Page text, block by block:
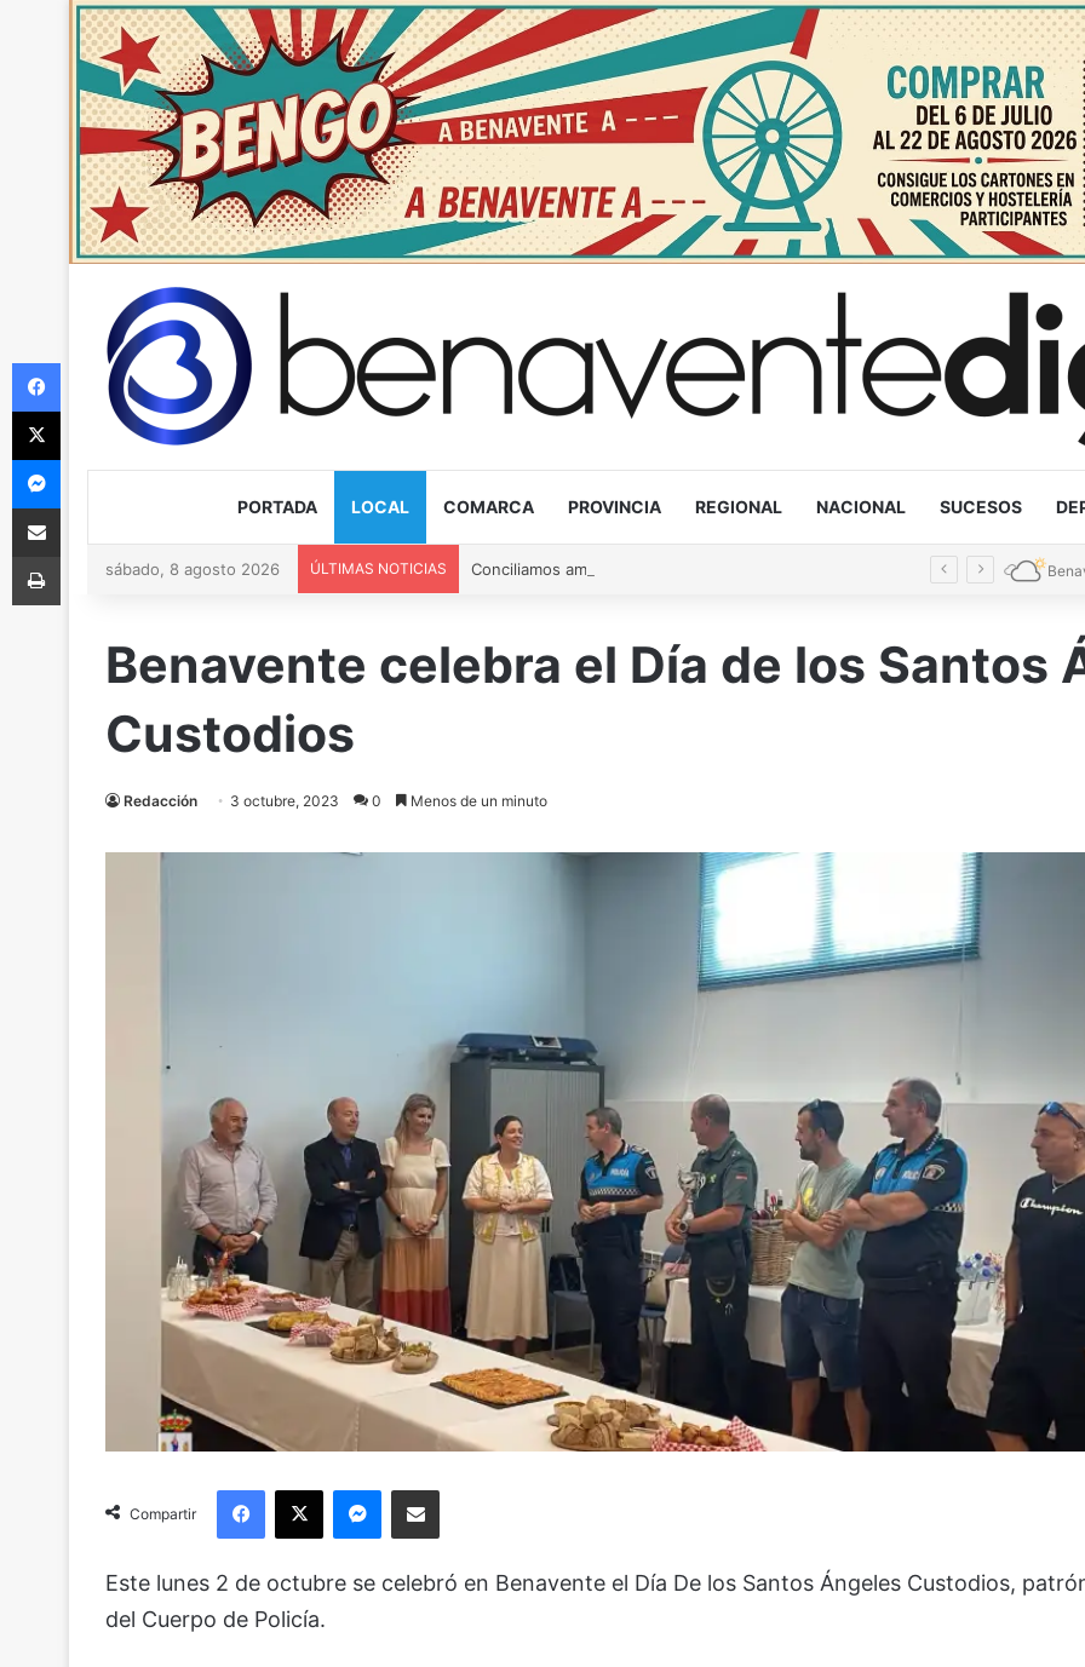
PORTADA LOCAL COMARCA PROVINCIA REGIONAL NACIONAL SUCESOS
sábado, 8 agosto 2026 ÚLTIMAS NOTICIAS
Benavente celebra el Día de los Santos
Custodios
Redacción 3 octubre, 2023 0 Menos de un minuto
Compartir
Facebook
X Messenger
Compartir via Email
Este lunes 2 de octubre se celebró en Benavente el Día De los Santos Ángeles Custodios,
del Cuerpo de Policía.
Facebook
X
Messenger
Compartir via Email